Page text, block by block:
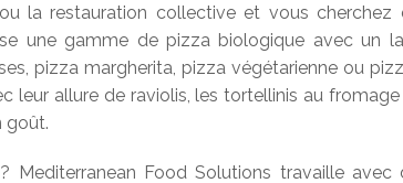
la restauration collective et vous cherchez
une gamme de pizza biologique avec un
pizza margherita, pizza végétarienne ou
leur allure de raviolis, les tortellinis au
goût.
Food Solutions travaille avec